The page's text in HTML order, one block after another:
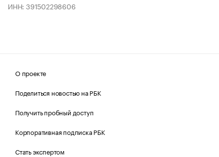
ИНН: 391502298606
О проекте
Поделиться новостью на РБК
Получить пробный доступ
Корпоративная подписка РБК
Стать экспертом